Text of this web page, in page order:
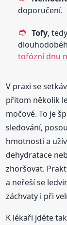
doporučení.
Tofy,
tofózní dnu
V praxi se
přitom několik
močové. To je
sledování,
hmotnosti a
dehydratace
zhoršovat.
a neřeší se
záchvaty i při
K lékaři jděte